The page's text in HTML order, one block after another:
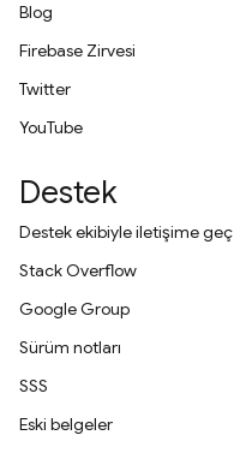
Blog
Firebase Zirvesi
Twitter
YouTube
Destek
Destek ekibiyle iletişime geç
Stack Overflow
Google Group
Sürüm notları
SSS
Eski belgeler